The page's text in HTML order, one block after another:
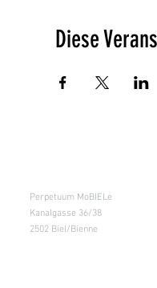
Diese
Perpetuum MoBIELe
Kanalgasse 36/38
2502 Biel/Bienne